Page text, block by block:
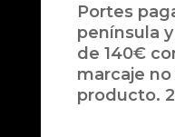
Portes
península
de 140€
marcaje no
producto.